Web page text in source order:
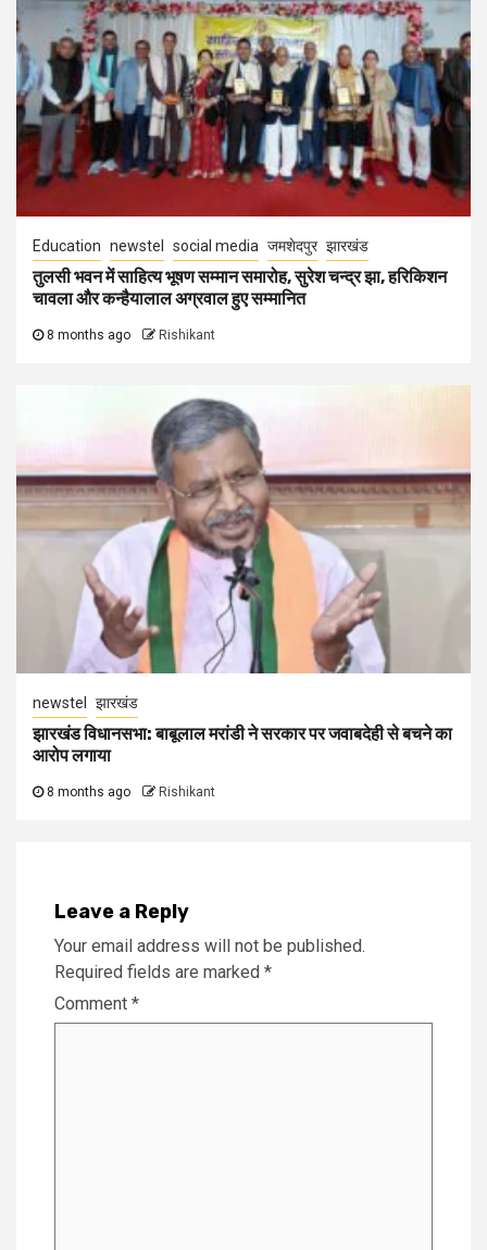
Education newstel social media जमशेदपुर झारखंड
तुलसी भवन में साहित्य भूषण सम्मान समारोह, सुरेश चन्द्र झा, हरिकिशन
चावला और कन्हैयालाल अग्रवाल हुए सम्मानित
8 months ago Rishikant
newstel झारखंड
झारखंड विधानसभा: बाबूलाल मरांडी ने सरकार पर जवाबदेही से बचने का
आरोप लगाया
8 months ago Rishikant
Leave a Reply
Your email address will not be published.
Required fields are marked *
Comment *